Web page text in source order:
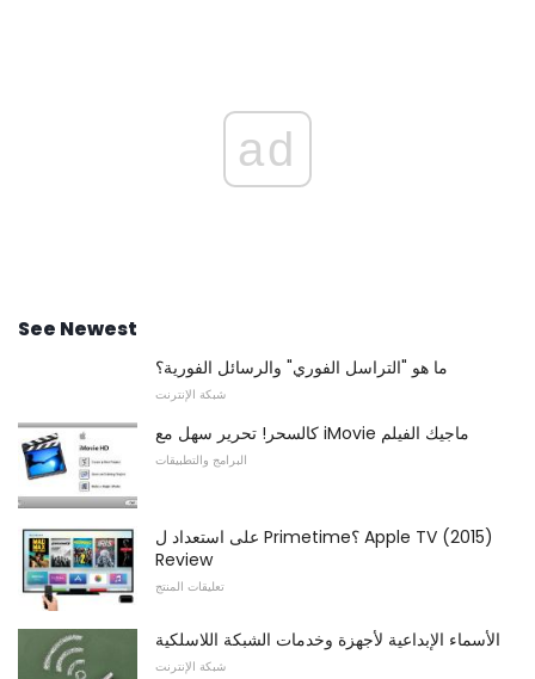
ad
See Newest
ما هو "التراسل الفوري" والرسائل الفورية؟
شبكة الإنترنت
كالسحر! تحرير سهل مع iMovie ماجيك الفيلم
البرامج والتطبيقات
على استعداد ل Primetime؟ Apple TV (2015)
Review
تعليقات المنتج
الأسماء الإبداعية لأجهزة وخدمات الشبكة اللاسلكية
شبكة الإنترنت